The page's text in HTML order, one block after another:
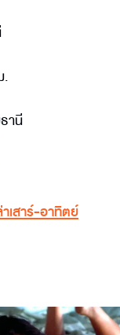
.
านี
าเสาร์-อาทิตย์